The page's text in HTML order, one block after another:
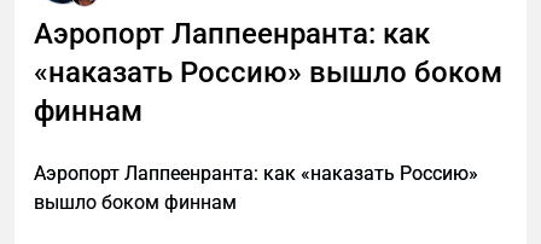
Аэропорт Лаппеенранта: как
«наказать Россию» вышло боком
финнам
Аэропорт Лаппеенранта: как «наказать Россию»
вышло боком финнам